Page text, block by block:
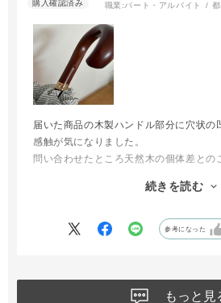
職業:パート・アルバイト
届いた商品の木製ハンドル部分に穴状の
感触が気になりました。
問い合わせたところ天然木の個体差との
また、商品ページの案内に従って保護パ
方がよいと思います。
続きを読む
参考になった
もっと見